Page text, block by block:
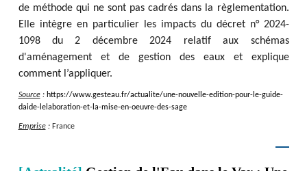
de méthode qui ne sont pas cadrés dans la règlementation.
Elle intègre en particulier les impacts du décret n° 2024-
1098 du 2 décembre 2024 relatif aux schémas
d'aménagement et de gestion des eaux et explique
comment l’appliquer.
Source: https://www.gesteau.fr/actualite/une-nouvelle-edition-pour-le-guide-
daide-lelaboration-et-la-mise-en-oeuvre-des-sage
Emprise: France